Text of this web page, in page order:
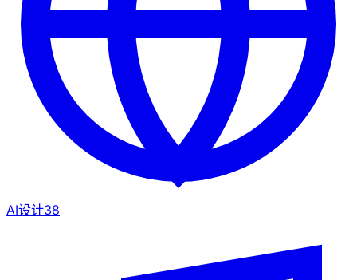
AI设计38